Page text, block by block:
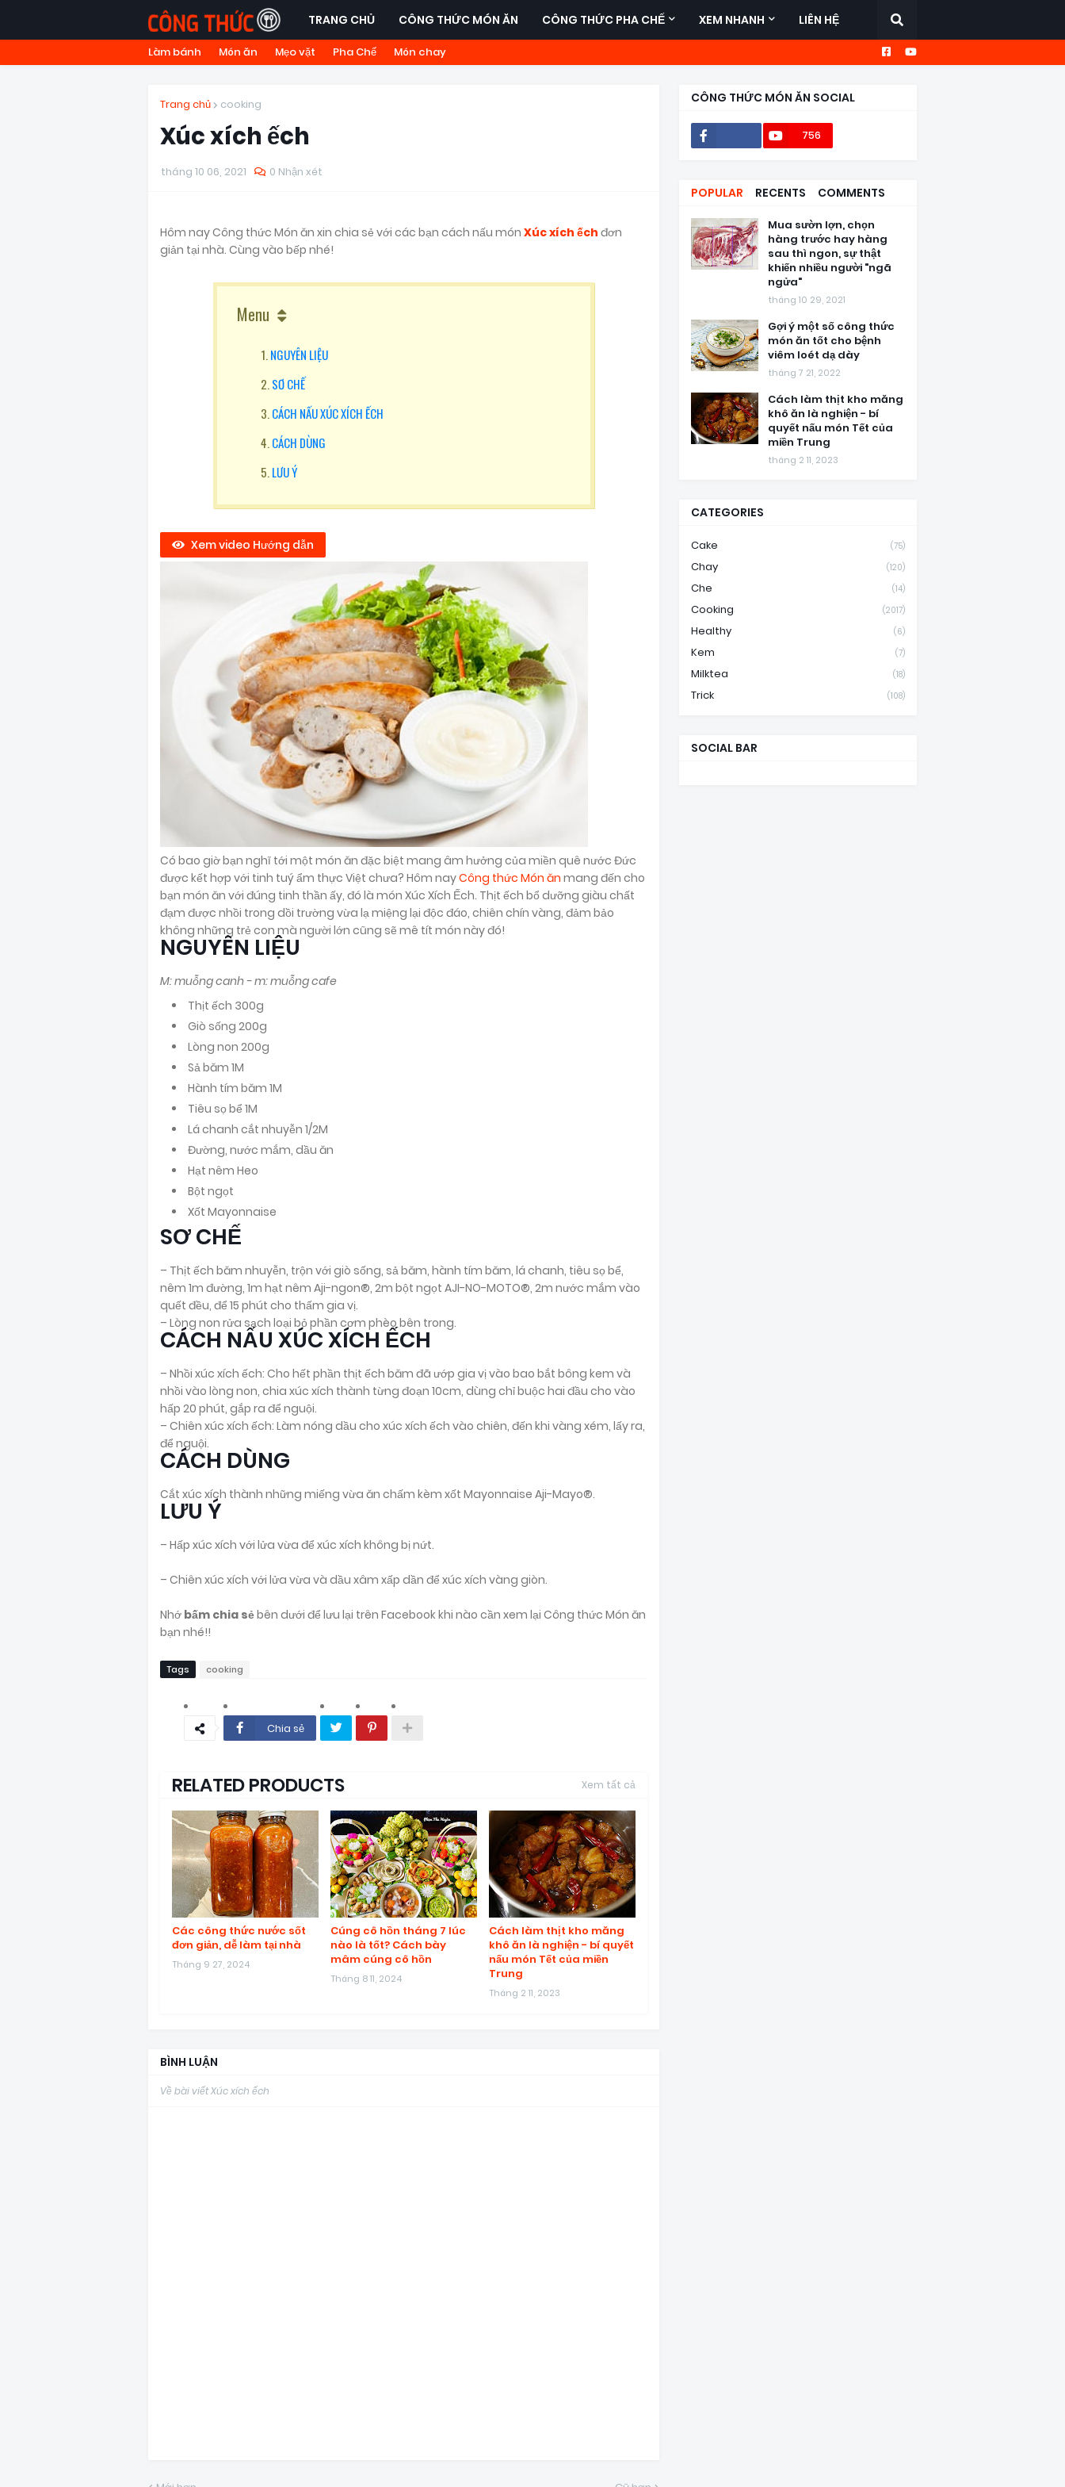
TRANG CHỦ CÔNG THỨC MÓN ĂN CÔNG THỨC PHA CHẾ XEM NHANH LIÊN HỆ
Làm bánh Món ăn Mẹo vặt Pha Chế Món chay
Trang chủ cooking
Xúc xích ếch
tháng 10 06, 2021 0 Nhận xét
Hôm nay Công thức Món ăn xin chia sẻ với các bạn cách nấu món Xúc xích ếch đơn
giản tại nhà. Cùng vào bếp nhé!
Menu
NGUYÊN LIỆU
SƠ CHẾ
CÁCH NẤU XÚC XÍCH ẾCH
CÁCH DÙNG
LƯU Ý
Xem video Hướng dẫn
Có bao giờ bạn nghĩ tới một món ăn đặc biệt mang âm hưởng của miền quê nước Đức
được kết hợp với tinh tuý ẩm thực Việt chưa? Hôm nayCông thức Món ăn mang đến cho
bạn món ăn với đúng tinh thần ấy, đó là món Xúc Xích Ếch. Thịt ếch bổ dưỡng giàu chất
đạm được nhồi trong dồi trường vừa lạ miệng lại độc đáo, chiên chín vàng, đảm bảo
không những trẻ con mà người lớn cũng sẽ mê tít món này đó!
NGUYÊN LIỆU
M: muỗng canh - m: muỗng cafe
Thịt ếch 300g
Giò sống 200g
Lòng non 200g
Sả băm 1M
Hành tím băm 1M
Tiêu sọ bể 1M
Lá chanh cắt nhuyễn 1/2M
Đường, nước mắm, dầu ăn
Hạt nêm Heo
Bột ngọt
Xốt Mayonnaise
SƠ CHẾ
– Thịt ếch băm nhuyễn, trộn với giò sống, sả băm, hành tím băm, lá chanh, tiêu sọ bể,
nêm 1m đường, 1m hạt nêm Aji-ngon®, 2m bột ngọt AJI-NO-MOTO®, 2m nước mắm vào
quết đều, để 15 phút cho thấm gia vị.
– Lòng non rửa sạch loại bỏ phần cơm phèo bên trong.
CÁCH NẤU XÚC XÍCH ẾCH
– Nhồi xúc xích ếch: Cho hết phần thịt ếch băm đã ướp gia vị vào bao bắt bông kem và
nhồi vào lòng non, chia xúc xích thành từng đoạn 10cm, dùng chỉ buộc hai đầu cho vào
hấp 20 phút, gắp ra để nguội.
– Chiên xúc xích ếch: Làm nóng dầu cho xúc xích ếch vào chiên, đến khi vàng xém, lấy ra,
để nguội.
CÁCH DÙNG
Cắt xúc xích thành những miếng vừa ăn chấm kèm xốt Mayonnaise Aji-Mayo®.
LƯU Ý
– Hấp xúc xích với lửa vừa để xúc xích không bị nứt.
– Chiên xúc xích với lửa vừa và dầu xâm xấp dần để xúc xích vàng giòn.
Nhớ bấm chia sẻbên dưới để lưu lại trên Facebook khi nào cần xem lại Công thức Món ăn
bạn nhé!!
Tags cooking
Chia sẻ
RELATED PRODUCTS Xem tất cả
Các công thức nước sốt
đơn giản, dễ làm tại nhà
Tháng 9 27, 2024
Cúng cô hồn tháng 7 lúc
nào là tốt? Cách bày
mâm cúng cô hồn
Tháng 8 11, 2024
Cách làm thịt kho măng
khô ăn là nghiện - bí quyết
nấu món Tết của miền
Trung
Tháng 2 11, 2023
BÌNH LUẬN
Về bài viết Xúc xích ếch
CÔNG THỨC MÓN ĂN SOCIAL
756
POPULAR RECENTS COMMENTS
Mua sườn lợn, chọn
hàng trước hay hàng
sau thì ngon, sự thật
khiến nhiều người "ngã
ngửa"
tháng 10 29, 2021
Gợi ý một số công thức
món ăn tốt cho bệnh
viêm loét dạ dày
tháng 7 21, 2022
Cách làm thịt kho măng
khô ăn là nghiện - bí
quyết nấu món Tết của
miền Trung
tháng 2 11, 2023
CATEGORIES
Cake (75)
Chay (120)
Che (14)
Cooking (2017)
Healthy (6)
Kem (7)
Milktea (18)
Trick (108)
SOCIAL BAR